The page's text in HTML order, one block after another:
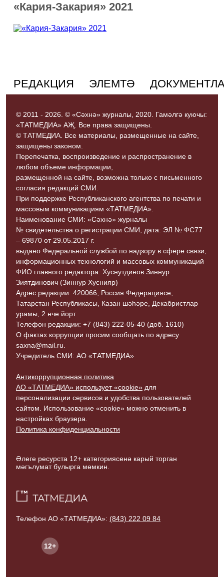
«Кария-Закария» 2021
РЕДАКЦИЯ ЭЛЕМТӘ
© 2011 - 2026. © «Сәхнә» журналы, 2020. Гамәлгә куючы:
«ТАТМЕДИА» АҖ. Все права защищены.
© ТАТМЕДИА. Все материалы, размещенные на сайте,
защищены законом.
Перепечатка, воспроизведение и распространение в
любом объеме информации,
размещенной на сайте, возможна только с письменного
согласия редакций СМИ.
При поддержке Республиканского агентства по печати и
массовым коммуникациям «ТАТМЕДИА».
Наименование СМИ: «Сәхнә» журналы
№ свидетельства о регистрации СМИ, дата: ЭЛ № ФС77
– 69870 от 29.05.2017 г.
выдано Федеральной службой по надзору в сфере связи,
информационных технологий и массовых коммуникаций
ФИО главного редактора: Хуснутдинов Зиннур
Зиятдинович (Зиннур Хуснияр)
Адрес редакции: 420066, Россия Федерациясе,
Татарстан Республикасы, Казан шәһәре, Декабристлар
урамы, 2 нче йорт
Телефон редакции: +7 (843) 222-05-40 (доб. 1610)
О фактах коррупции просим сообщать по адресу
saxna@mail.ru.
Учредитель СМИ: АО «ТАТМЕДИА»
Антикоррупционная политика
АО «ТАТМЕДИА» использует «cookie» для
персонализации сервисов и удобства пользователей
сайтом. Использование «cookie» можно отменить в
настройках браузера.
Политика конфиденциальности
Әлеге ресурста 12+ категориясенә карый торган
мәгълүмат булырга мөмкин.
Телефон АО «ТАТМЕДИА»: (843) 222 09 84
12+